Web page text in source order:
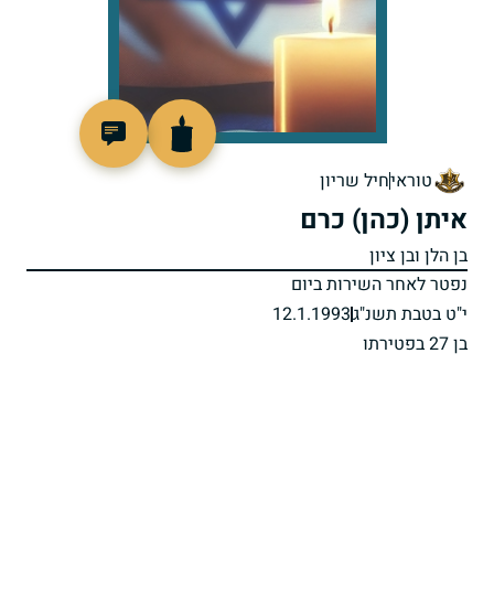
טוראיחיל שריון
איתן (כהן) כרם
בן הלן ובן ציון
נפטר לאחר השירות ביום
י"ט בטבת תשנ"ג12.1.1993
בן 27 בפטירתו